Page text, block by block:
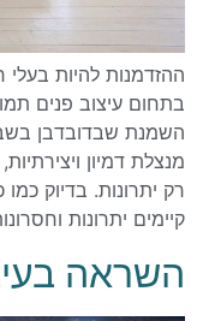
ההזדמנות להיות
בתחום עיצוב פנים
השמנת שבדובדבן
מנצלת דמיון
רק יתרונות. בדיוק
קיימים יתרונות
השראה